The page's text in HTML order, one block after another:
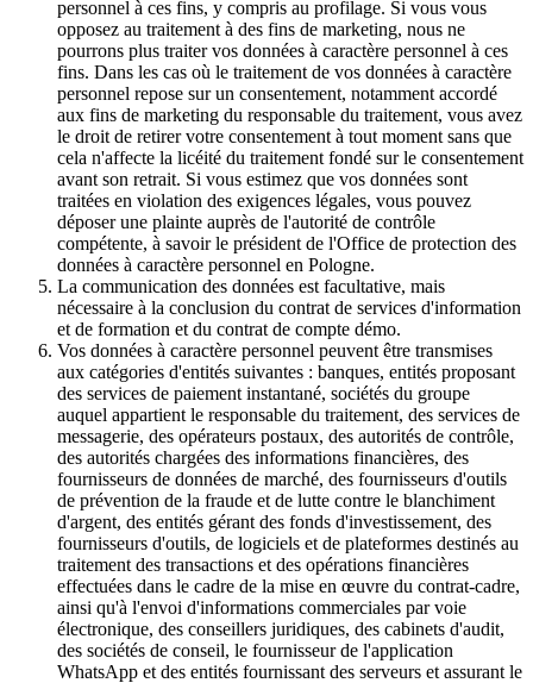
personnel à ces fins, y compris au profilage. Si vous vous
opposez au traitement à des fins de marketing, nous ne
pourrons plus traiter vos données à caractère personnel à ces
fins. Dans les cas où le traitement de vos données à caractère
personnel repose sur un consentement, notamment accordé
aux fins de marketing du responsable du traitement, vous avez
le droit de retirer votre consentement à tout moment sans que
cela n'affecte la licéité du traitement fondé sur le consentement
avant son retrait. Si vous estimez que vos données sont
traitées en violation des exigences légales, vous pouvez
déposer une plainte auprès de l'autorité de contrôle
compétente, à savoir le président de l'Office de protection des
données à caractère personnel en Pologne.
La communication des données est facultative, mais
nécessaire à la conclusion du contrat de services d'information
et de formation et du contrat de compte démo.
Vos données à caractère personnel peuvent être transmises
aux catégories d'entités suivantes : banques, entités proposant
des services de paiement instantané, sociétés du groupe
auquel appartient le responsable du traitement, des services de
messagerie, des opérateurs postaux, des autorités de contrôle,
des autorités chargées des informations financières, des
fournisseurs de données de marché, des fournisseurs d'outils
de prévention de la fraude et de lutte contre le blanchiment
d'argent, des entités gérant des fonds d'investissement, des
fournisseurs d'outils, de logiciels et de plateformes destinés au
traitement des transactions et des opérations financières
effectuées dans le cadre de la mise en œuvre du contrat-cadre,
ainsi qu'à l'envoi d'informations commerciales par voie
électronique, des conseillers juridiques, des cabinets d'audit,
des sociétés de conseil, le fournisseur de l'application
WhatsApp et des entités fournissant des serveurs et assurant le